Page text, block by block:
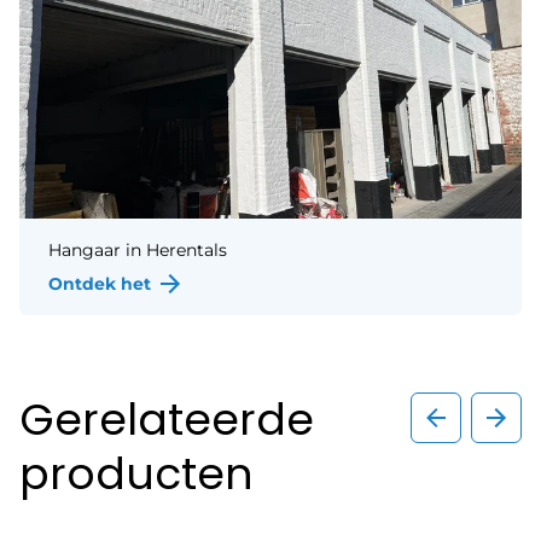
Hangaar in Herentals
Ontdek het
Gerelateerde
producten